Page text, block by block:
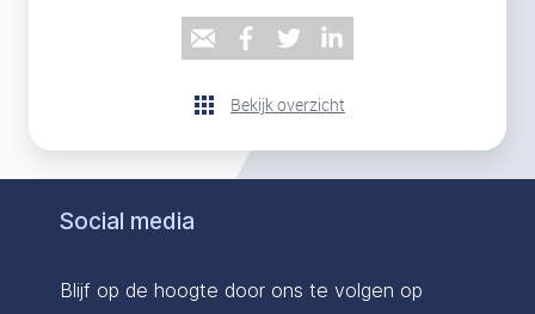
Bekijk overzicht
Social media
Blijf op de hoogte door ons te volgen op